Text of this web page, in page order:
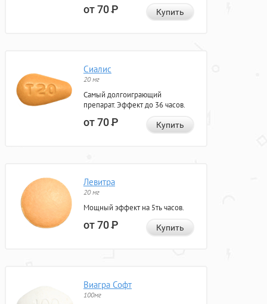
от 70Р Купить
Сиалис
20 мг
Самый долгоиграющий
препарат. Эффект до 36 часов.
от 70Р Купить
Левитра
20 мг
Мощный эффект на 5ть часов.
от 70Р Купить
Виагра Софт
100мг